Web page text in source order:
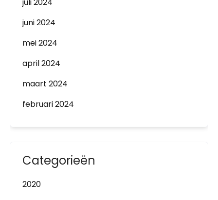
juni 2024
mei 2024
april 2024
maart 2024
februari 2024
Categorieën
2020